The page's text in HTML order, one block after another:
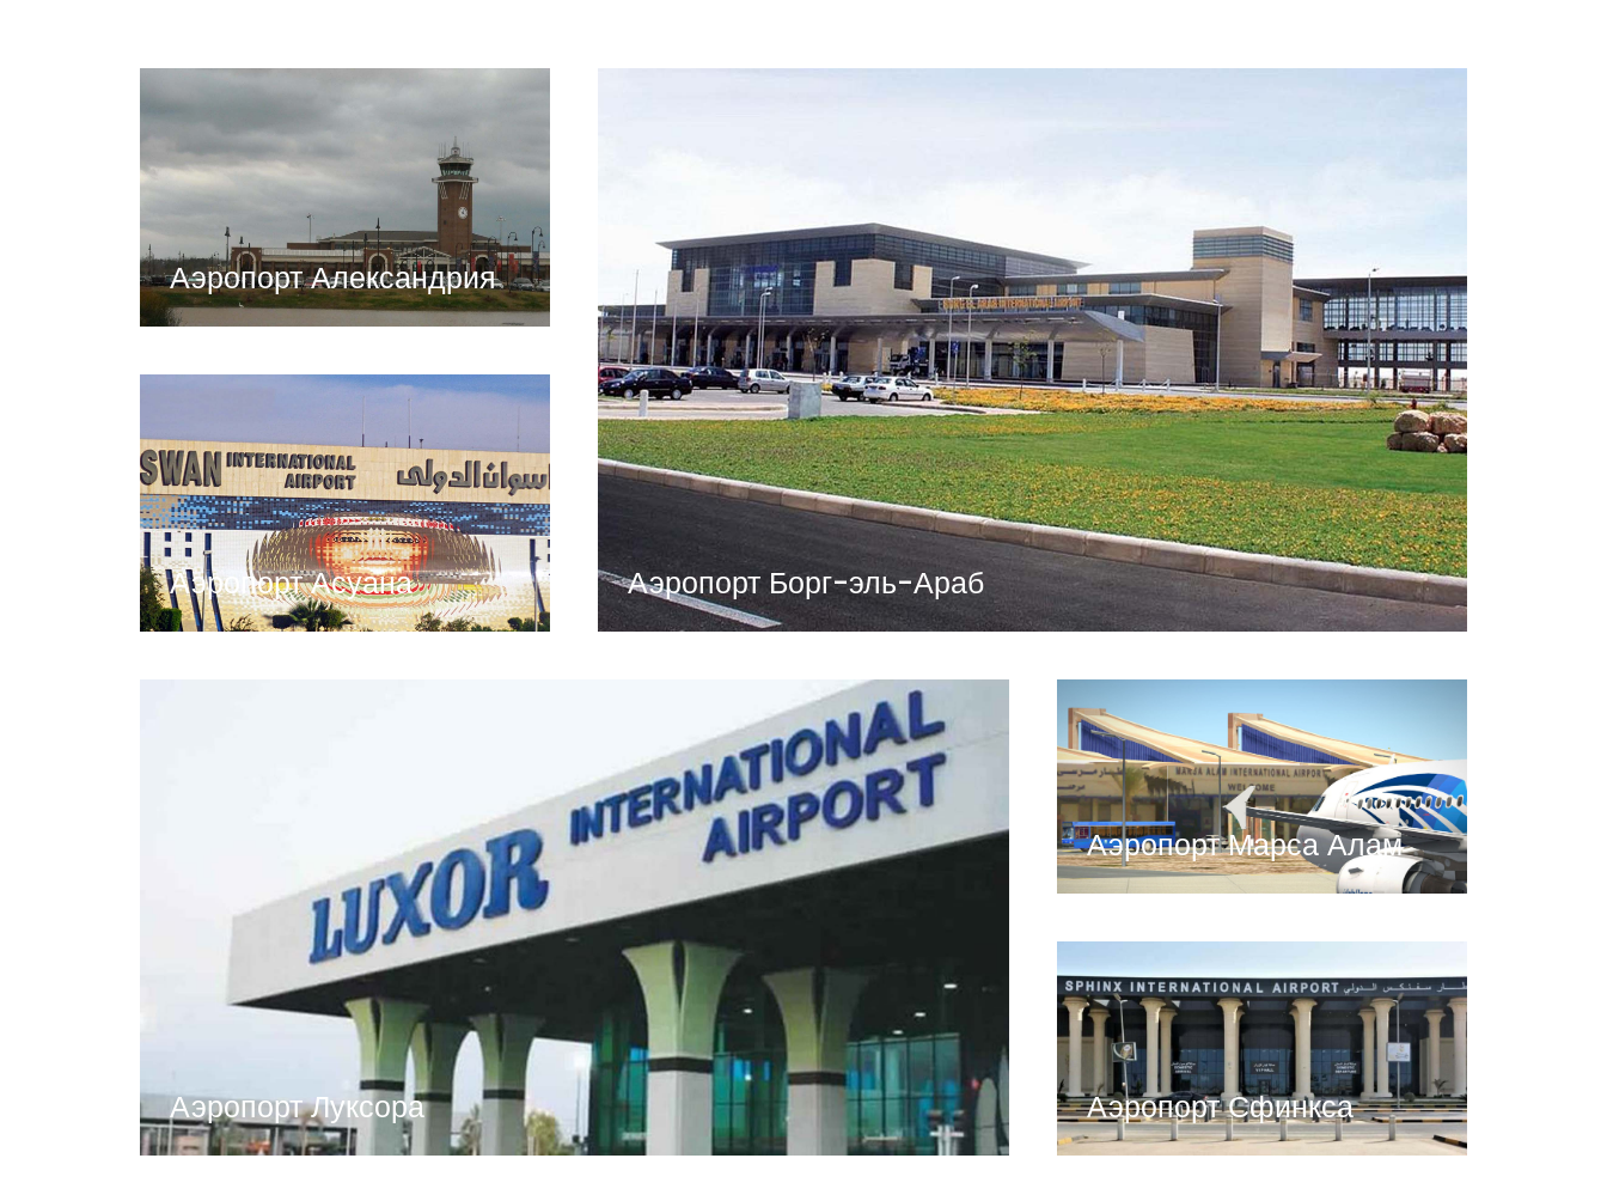
Аэропорт Александрия
Аэропорт Асуана Аэропорт Борг-эль-Араб
Аэропорт Луксора
Аэропорт Марса Алам
Аэропорт Сфинкса
Каирский аэропорт